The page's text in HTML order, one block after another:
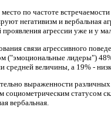
по частоте
негативизм и вербальная
агрессии уже и у
связи агрессивного
("эмоциональные лидеры")
средней величины, а 19% -
выраженности различных
социометрическим статусом
вербальная.